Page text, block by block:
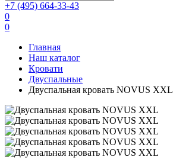
+7 (495) 664-33-43
0
0
Главная
Наш каталог
Кровати
Двуспальные
Двуспальная кровать NOVUS XXL